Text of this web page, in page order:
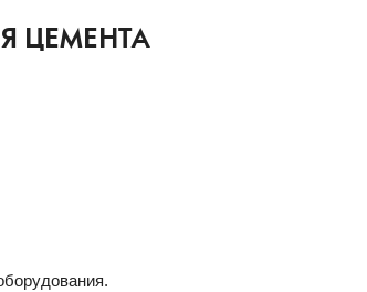
ЦЕМЕНТА